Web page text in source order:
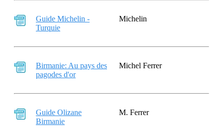
Guide Michelin -
Turquie
Michelin
Birmanie: Au pays des
pagodes d'or
Michel Ferrer
Guide Olizane
Birmanie
M. Ferrer